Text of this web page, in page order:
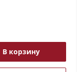
В корзину